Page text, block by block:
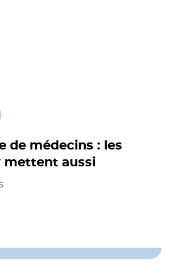
de médecins : les
mettent aussi